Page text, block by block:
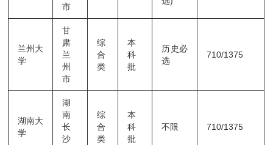
市
兰州大
学
甘
肃
兰
州
市
综
合
类
本
科
批
历史必
选
710/1375
湖南大
学
湖
南
长
沙
综
合
类
本
科
批
不限 710/1375